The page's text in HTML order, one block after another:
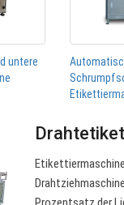
untere